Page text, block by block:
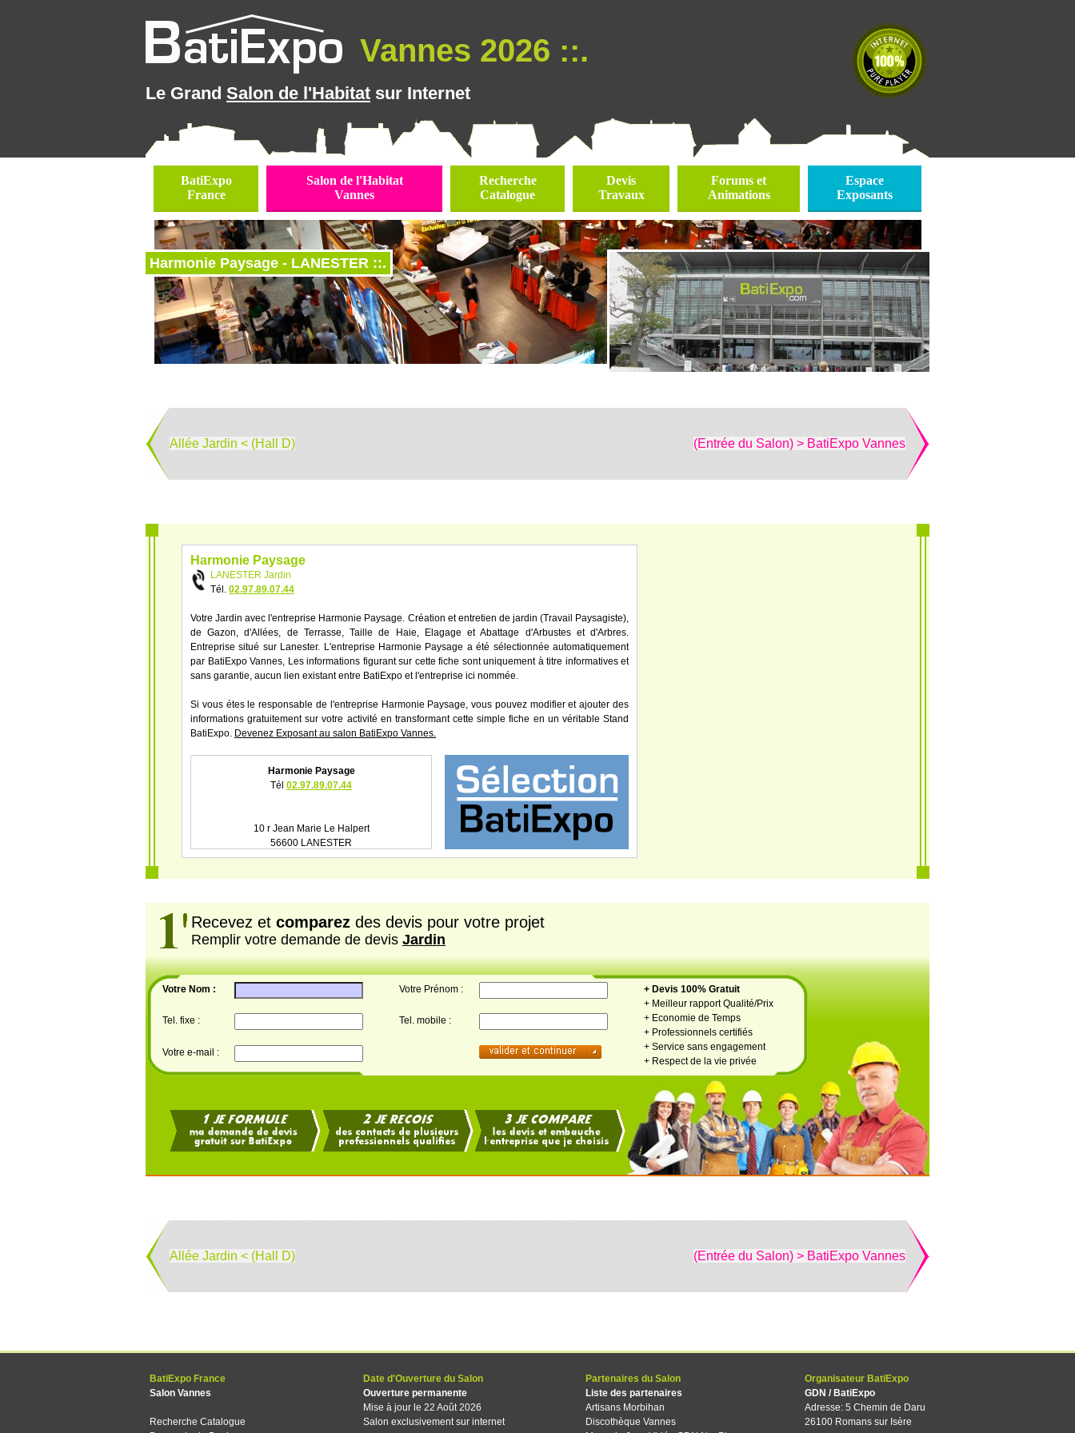
Vannes 2026 ::.
Le Grand Salon de l'Habitat sur Internet
BatiExpo
France
Salon de l'Habitat
Vannes
Recherche
Catalogue
Devis
Travaux
Forums et
Animations
Espace
Exposants
Harmonie Paysage - LANESTER ::.
Allée Jardin < (Hall D) (Entrée du Salon) > BatiExpo Vannes
Harmonie Paysage
LANESTER Jardin
Tél. 02.97.89.07.44
Votre Jardin avec l'entreprise Harmonie Paysage. Création et entretien de jardin (Travail Paysagiste),
de Gazon, d'Allées, de Terrasse, Taille de Haie, Elagage et Abattage d'Arbustes et d'Arbres.
Entreprise situé sur Lanester. L'entreprise Harmonie Paysage a été sélectionnée automatiquement
par BatiExpo Vannes, Les informations figurant sur cette fiche sont uniquement à titre informatives et
sans garantie, aucun lien existant entre BatiExpo et l'entreprise ici nommée.
Si vous étes le responsable de l'entreprise Harmonie Paysage, vous pouvez modifier et ajouter des
informations gratuitement sur votre activité en transformant cette simple fiche en un véritable Stand
BatiExpo. Devenez Exposant au salon BatiExpo Vannes.
Harmonie Paysage
Tél 02.97.89.07.44
10 r Jean Marie Le Halpert
56600 LANESTER
Recevez et comparez des devis pour votre projet
Remplir votre demande de devis Jardin
Votre Nom : Votre Prénom :
+ Devis 100% Gratuit
+ Meilleur rapport Qualité/Prix
+ Economie de Temps
+ Professionnels certifiés
+ Service sans engagement
+ Respect de la vie privée
Tel. fixe : Tel. mobile :
Votre e-mail :
Allée Jardin < (Hall D) (Entrée du Salon) > BatiExpo Vannes
BatiExpo France
Salon Vannes
Recherche Catalogue
Date d'Ouverture du Salon
Ouverture permanente
Mise à jour le 22 Août 2026
Salon exclusivement sur internet
Partenaires du Salon
Liste des partenaires
Artisans Morbihan
Discothèque Vannes
Organisateur BatiExpo
GDN / BatiExpo
Adresse: 5 Chemin de Daru
26100 Romans sur Isère